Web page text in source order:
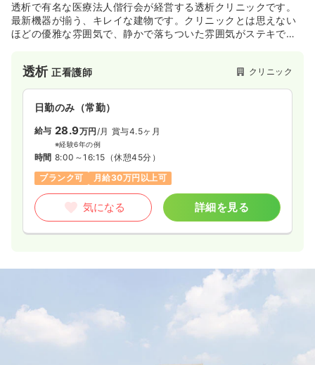
透析で有名な医療法人偕行会が経営する透析クリニックです。
最新機器が揃う、キレイな建物です。クリニックとは思えない
ほどの優雅な雰囲気で、静かで落ちついた雰囲気がステキです
透析正看護師 クリニック
日勤のみ（常勤）
給与 28.9万円/月 賞与4.5ヶ月
※経験6年の例
時間 8:00～16:15 （休憩45分）
ブランク可
月給30万円以上可
気になる 詳細を見る